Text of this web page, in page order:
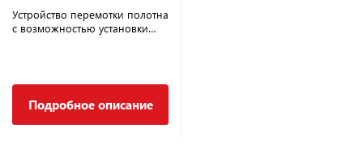
Устройство перемотки полотна
с возможностью установки
Подробное описание